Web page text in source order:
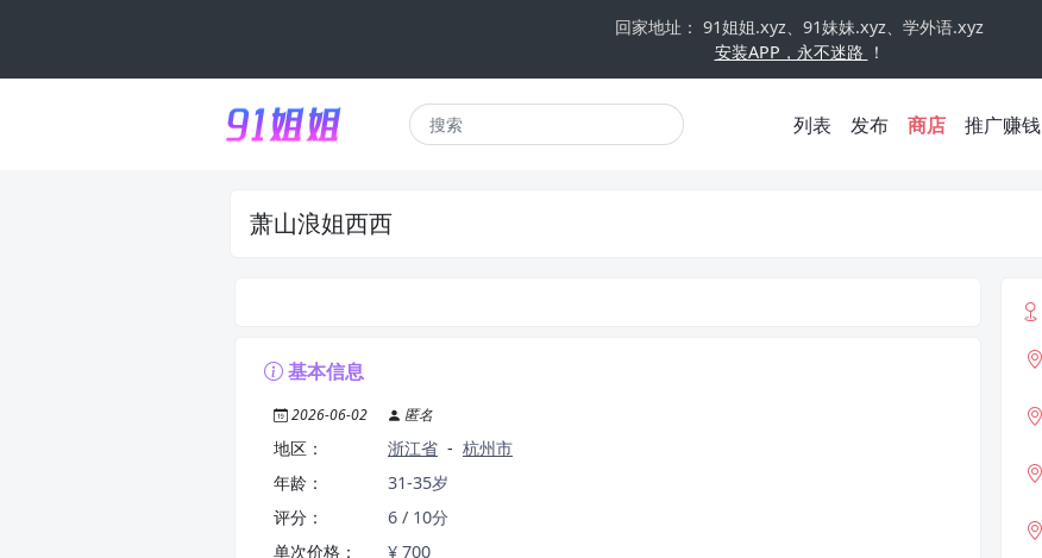
回家地址： 91姐姐.xyz、91妹妹.xyz、学外语.xyz
安装APP，永不迷路 ！
列表 发布 商店 推广赚钱
萧山浪姐西西
基本信息
2026-06-02 匿名
地区： 浙江省 - 杭州市
年龄：
31-35岁
评分：
6 / 10分
单次价格：
¥ 700